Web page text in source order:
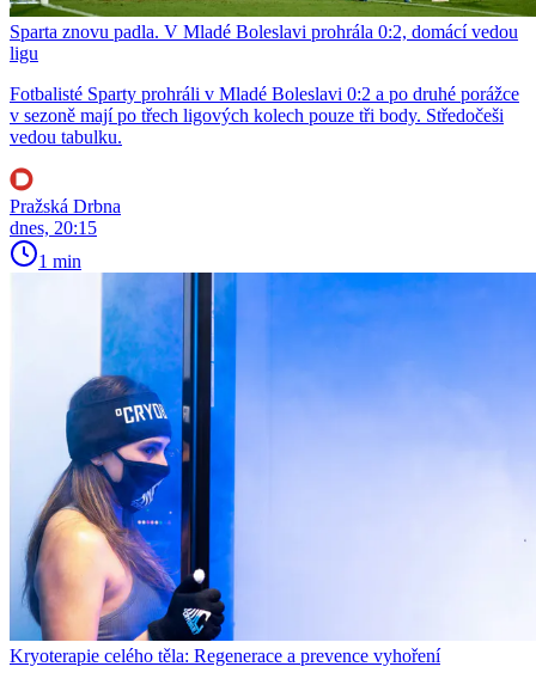
Sparta znovu padla. V Mladé Boleslavi prohrála 0:2, domácí vedou
ligu
Fotbalisté Sparty prohráli v Mladé Boleslavi 0:2 a po druhé porážce
v sezoně mají po třech ligových kolech pouze tři body. Středočeši
vedou tabulku.
Pražská Drbna
dnes, 20:15
1 min
Kryoterapie celého těla: Regenerace a prevence vyhoření